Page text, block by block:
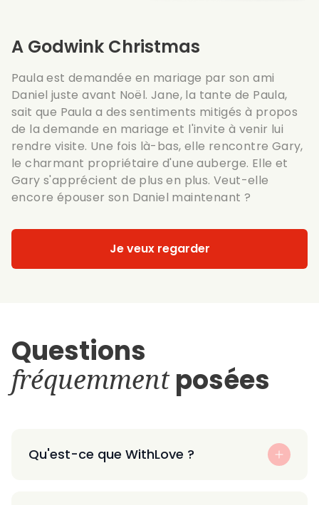
A Godwink Christmas
Paula est demandée en mariage par son ami
Daniel juste avant Noël. Jane, la tante de Paula,
sait que Paula a des sentiments mitigés à propos
de la demande en mariage et l'invite à venir lui
rendre visite. Une fois là-bas, elle rencontre Gary,
le charmant propriétaire d'une auberge. Elle et
Gary s'apprécient de plus en plus. Veut-elle
encore épouser son Daniel maintenant ?
Je veux regarder
Questions
fréquemmentposées
Qu'est-ce que WithLove ?